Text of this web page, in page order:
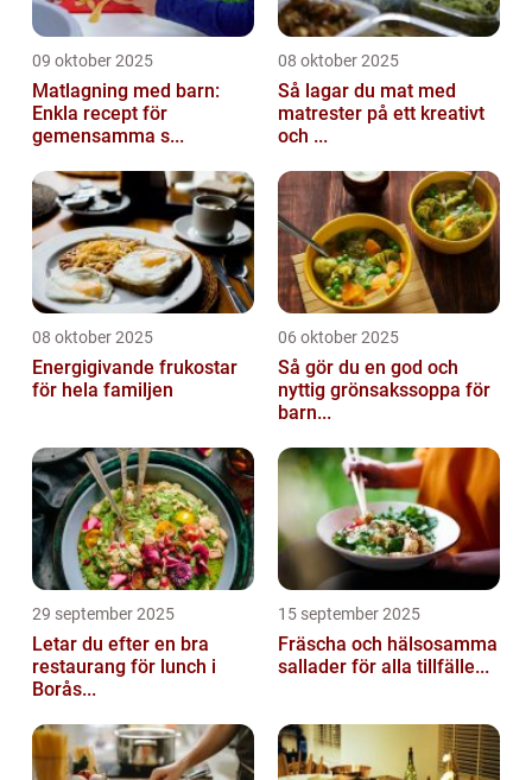
09 oktober 2025
Matlagning med barn:
Enkla recept för
gemensamma s...
08 oktober 2025
Så lagar du mat med
matrester på ett kreativt
och ...
08 oktober 2025
Energigivande frukostar
för hela familjen
06 oktober 2025
Så gör du en god och
nyttig grönsakssoppa för
barn...
29 september 2025
Letar du efter en bra
restaurang för lunch i
Borås...
15 september 2025
Fräscha och hälsosamma
sallader för alla tillfälle...